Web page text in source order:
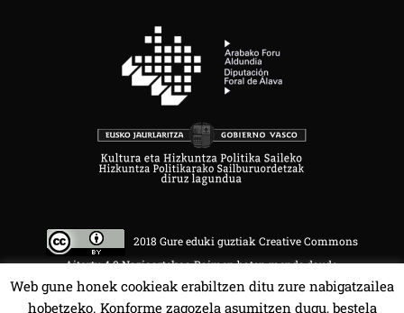
2018 Gure eduki guztiak Creative Commons
Aitortu 4.0 Nazioartekoa Baimen baten mende daude.
Web gune honek cookieak erabiltzen ditu zure nabigatzailea
hobetzeko. Konforme zagozela asumitzen dugu, bestela